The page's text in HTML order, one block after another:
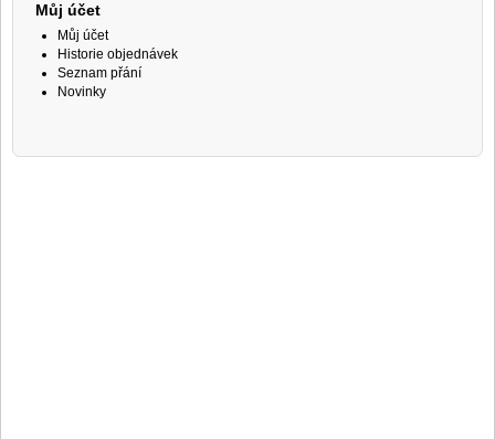
Můj účet
Můj účet
Historie objednávek
Seznam přání
Novinky